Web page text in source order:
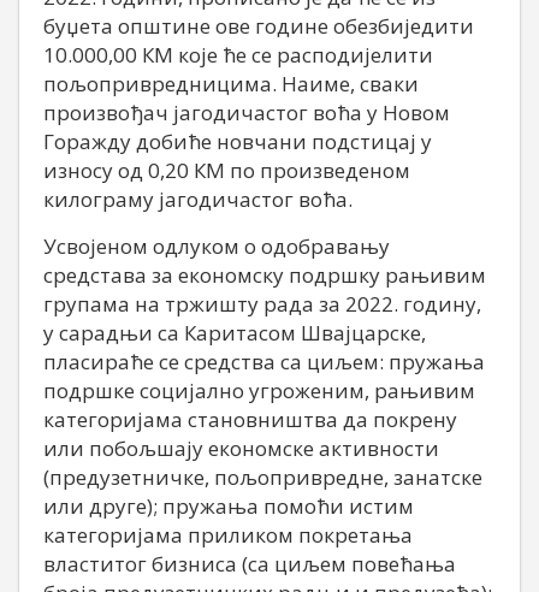
буџета општине ове године обезбиједити
10.000,00 КМ које ће се расподијелити
пољопривредницима. Наиме, сваки
произвођач јагодичастог воћа у Новом
Горажду добиће новчани подстицај у
износу од 0,20 КМ по произведеном
килограму јагодичастог воћа.
Усвојеном одлуком о одобравању
средстава за економску подршку рањивим
групама на тржишту рада за 2022. годину,
у сарадњи са Каритасом Швајцарске,
пласираће се средства са циљем: пружања
подршке социјално угроженим, рањивим
категоријама становништва да покрену
или побољшају економске активности
(предузетничке, пољопривредне, занатске
или друге); пружања помоћи истим
категоријама приликом покретања
властитог бизниса (са циљем повећања